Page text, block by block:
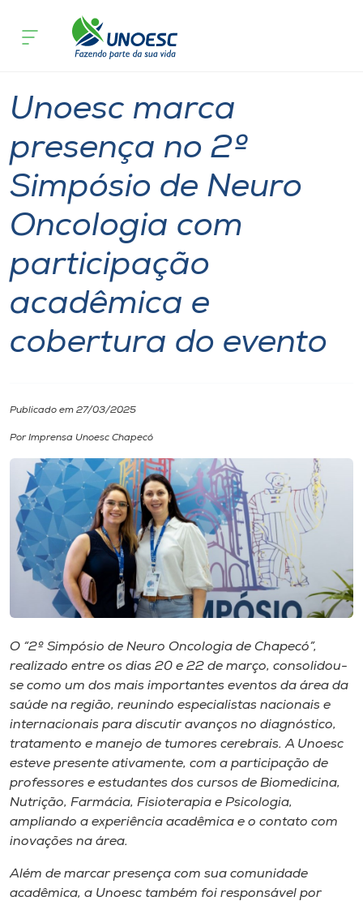
Cursos
Atendimento ao Estudante
Portal de Ensino
A
Unoesc
Internacionalização
Diplomados
Cultura
CPA
Biblioteca
Editora
Rádio
Museu
Unoesc
Store
Selecione
o idioma
Chapecó
Unoesc marca
presença no 2º
Simpósio de Neuro
Oncologia com
participação
acadêmica e
cobertura do evento
Publicado em 27/03/2025
Por Imprensa Unoesc Chapecó
O “2º Simpósio de Neuro Oncologia de Chapecó”,
realizado entre os dias 20 e 22 de março, consolidou-
se como um dos mais importantes eventos da área da
saúde na região, reunindo especialistas nacionais e
internacionais para discutir avanços no diagnóstico,
tratamento e manejo de tumores cerebrais. A Unoesc
esteve presente ativamente, com a participação de
professores e estudantes dos cursos de Biomedicina,
Nutrição, Farmácia, Fisioterapia e Psicologia,
ampliando a experiência acadêmica e o contato com
inovações na área.
Além de marcar presença com sua comunidade
acadêmica, a Unoesc também foi responsável por